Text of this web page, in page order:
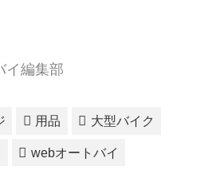
イ編集部
用品 大型バイク
webオートバイ